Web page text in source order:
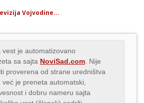
Vojvodine...
vest je automatizovano
sa sajta NoviSad.com . Nije
proverena od strane uredništva
je preneta automatski,
i dobru nameru sajta